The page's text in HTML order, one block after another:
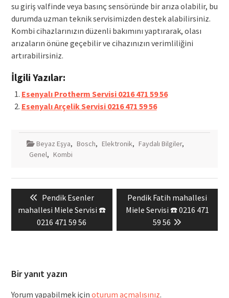
su giriş valfinde veya basınç sensöründe bir arıza olabilir, bu
durumda uzman teknik servisimizden destek alabilirsiniz.
Kombi cihazlarınızın düzenli bakımını yaptırarak, olası
arızaların önüne geçebilir ve cihazınızın verimliliğini
artırabilirsiniz.
İlgili Yazılar:
Esenyalı Protherm Servisi 0216 471 59 56
Esenyalı Arçelik Servisi 0216 471 59 56
Beyaz Eşya, Bosch, Elektronik, Faydalı Bilgiler,
Genel, Kombi
gezinmesiPrevious
post:
Pendik Esenler
mahallesi Miele Servisi ☎️
0216 471 59 56
Next
post:
Pendik Fatih mahallesi
Miele Servisi ☎️ 0216 471
59 56
Bir yanıt yazın
Yorum yapabilmek için oturum açmalısınız.